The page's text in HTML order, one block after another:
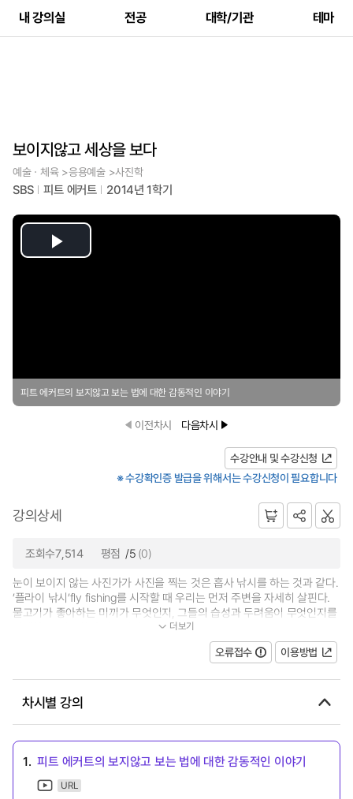
내 강의실 전공 대학/기관 테마
보이지않고 세상을 보다
예술ㆍ체육 >응용예술 >사진학
SBS 피트 에커트 2014년 1학기
Play
피트 에커트의 보지않고 보는 법에 대한 감동적인 이야기
이전차시 다음차시
수강안내 및 수강신청
※ 수강확인증 발급을 위해서는 수강신청이 필요합니다
강의상세
조회수7,514 평점 /5 (0)
눈이 보이지 않는 사진가가 사진을 찍는 것은 흡사 낚시를 하는 것과 같다.
’플라이 낚시’fly fishing를 시작할 때 우리는 먼저 주변을 자세히 살핀다.
물고기가 좋아하는 미끼가 무엇인지, 그들의 습성과 두려움이 무엇인지를
이해하고, 정교하게 만들어진 도... 더보기
오류접수 이용방법
차시별 강의
1. 피트 에커트의 보지않고 보는 법에 대한 감동적인 이야기
URL